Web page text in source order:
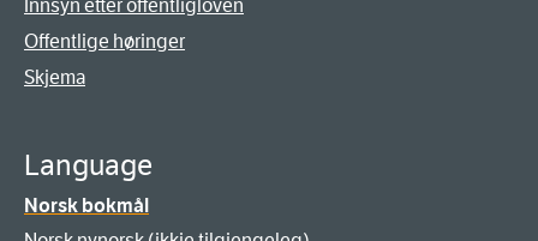
Innsyn etter offentligloven
Offentlige høringer
Skjema
Language
Norsk bokmål